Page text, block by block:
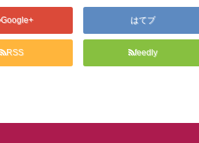
Google+ はてブ
RSS feedly